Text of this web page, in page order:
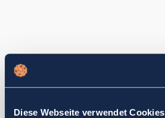
Diese Webseite verwendet Cookies